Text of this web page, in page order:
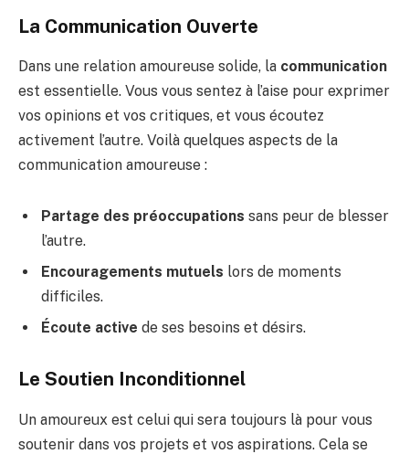
La Communication Ouverte
Dans une relation amoureuse solide, la communication
est essentielle. Vous vous sentez à l’aise pour exprimer
vos opinions et vos critiques, et vous écoutez
activement l’autre. Voilà quelques aspects de la
communication amoureuse :
Partage des préoccupations sans peur de blesser
l’autre.
Encouragements mutuels lors de moments
difficiles.
Écoute active de ses besoins et désirs.
Le Soutien Inconditionnel
Un amoureux est celui qui sera toujours là pour vous
soutenir dans vos projets et vos aspirations. Cela se